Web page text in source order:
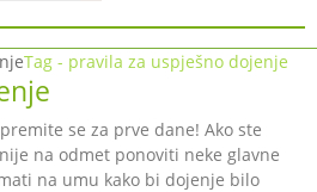
Tag - pravila za uspješno dojenje
se za prve dane! Ako ste
na odmet ponoviti neke glavne
na umu kako bi dojenje bilo